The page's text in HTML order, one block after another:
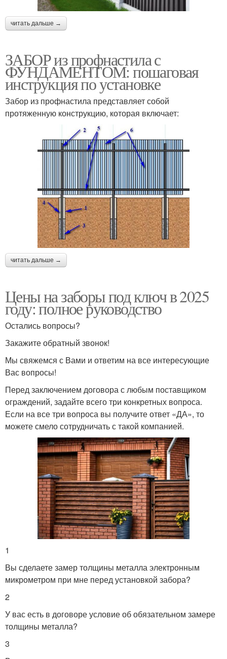
читать дальше →
ЗАБОР из профнастила с
ФУНДАМЕНТОМ: пошаговая
инструкция по установке
Забор из профнастила представляет собой
протяженную конструкцию, которая включает:
читать дальше →
Цены на заборы под ключ в 2025
году: полное руководство
Остались вопросы?
Закажите обратный звонок!
Мы свяжемся с Вами и ответим на все интересующие
Вас вопросы!
Перед заключением договора с любым поставщиком
ограждений, задайте всего три конкретных вопроса.
Если на все три вопроса вы получите ответ «ДА», то
можете смело сотрудничать с такой компанией.
1
Вы сделаете замер толщины металла электронным
микрометром при мне перед установкой забора?
2
У вас есть в договоре условие об обязательном замере
толщины металла?
3